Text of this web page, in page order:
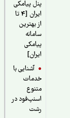
پنل پیامکی
ایران [4 تا
از بهترین
سامانه
پیامکی
آشنایی با
خدمات
اسنپ‌فود در